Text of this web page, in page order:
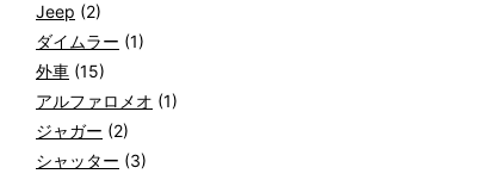
Jeep (2)
ダイムラー (1)
外車 (15)
アルファロメオ (1)
ジャガー (2)
シャッター (3)